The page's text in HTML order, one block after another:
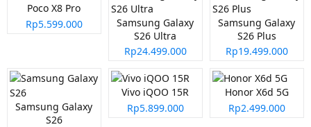
Poco X8 Pro
Rp5.599.000
Samsung Galaxy
S26 Ultra
Rp24.499.000
Samsung Galaxy
S26 Plus
Rp19.499.000
Samsung Galaxy
S26
Vivo iQOO 15R
Rp5.899.000
Honor X6d 5G
Rp2.499.000